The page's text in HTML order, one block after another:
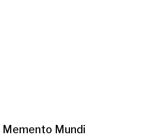
Memento Mundi